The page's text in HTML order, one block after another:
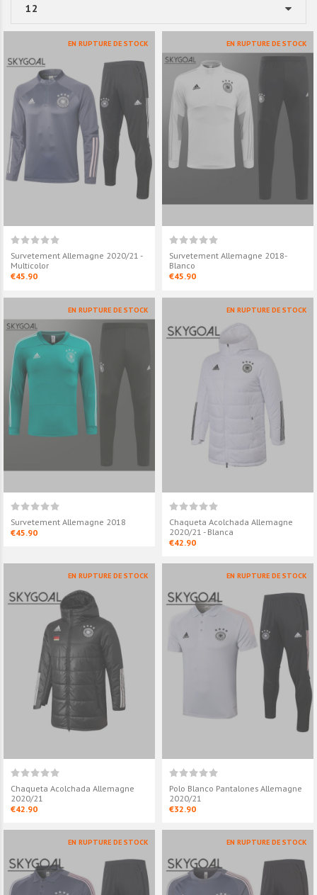
€32.90
Survetement
€42.90
EN RUPTURE DE STOCK
Survetement Allemagne 2020/21 -
Multicolor
€45.90
EN RUPTURE DE STOCK
Survetement Allemagne 2018-
Blanco
€45.90
EN RUPTURE DE STOCK
Survetement Allemagne 2018
€45.90
EN RUPTURE DE STOCK
Chaqueta Acolchada Allemagne
2020/21 - Blanca
€42.90
EN RUPTURE DE STOCK
Chaqueta Acolchada Allemagne
2020/21
€42.90
EN RUPTURE DE STOCK
Polo Blanco Pantalones Allemagne
2020/21
€32.90
EN RUPTURE DE STOCK EN RUPTURE DE STOCK